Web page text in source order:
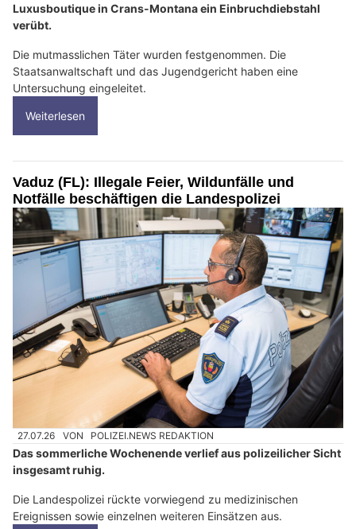
Luxusboutique in Crans-Montana ein Einbruchdiebstahl
verübt.
Die mutmasslichen Täter wurden festgenommen. Die
Staatsanwaltschaft und das Jugendgericht haben eine
Untersuchung eingeleitet.
Weiterlesen
Vaduz (FL): Illegale Feier, Wildunfälle und
Notfälle beschäftigen die Landespolizei
27.07.26 VON POLIZEI.NEWS REDAKTION
Das sommerliche Wochenende verlief aus polizeilicher Sicht
insgesamt ruhig.
Die Landespolizei rückte vorwiegend zu medizinischen
Ereignissen sowie einzelnen weiteren Einsätzen aus.